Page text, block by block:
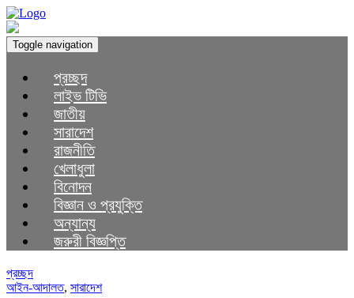
Toggle navigation
প্রচ্ছদ
লাইভ টিভি
জাতীয়
সারাদেশ
রাজনীতি
খেলাধুলা
বিনোদন
বিজ্ঞান ও প্রযুক্তি
অন্যান্য
জরুরী বিজ্ঞপ্তি
প্রচ্ছদ
আইন-আদালত, সারাদেশ